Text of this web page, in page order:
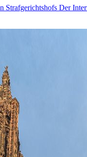
Strafgerichtshofs Der